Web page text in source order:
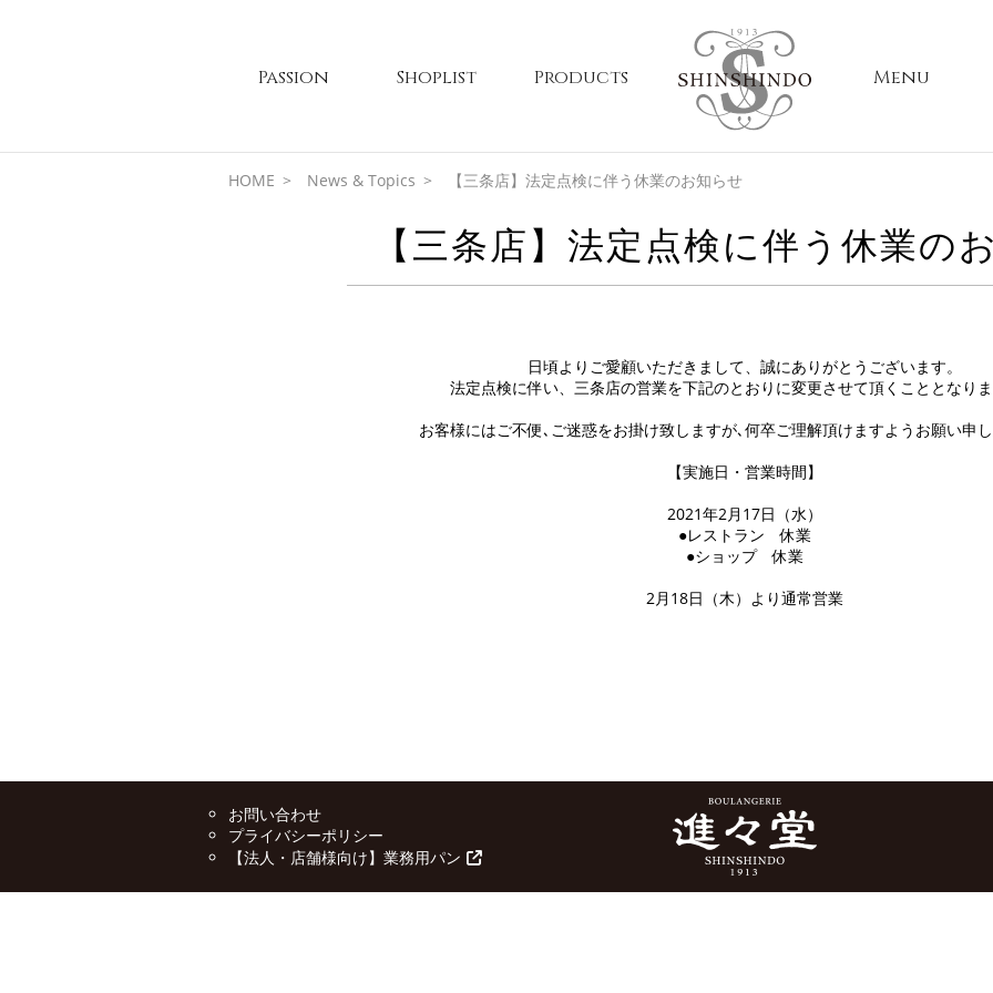
Passion Shoplist Products Menu
HOME News & Topics 【三条店】法定点検に伴う休業のお知らせ
【三条店】法定点検に伴う休業の
日頃よりご愛顧いただきまして、誠にありがとうございます。
法定点検に伴い、三条店の営業を下記のとおりに変更させて頂くこととなりま
お客様にはご不便､ご迷惑をお掛け致しますが､何卒ご理解頂けますようお願い申し
【実施日・営業時間】
2021年2月17日（水）
●レストラン 休業
●ショップ 休業
2月18日（木）より通常営業
お問い合わせ
プライバシーポリシー
【法人・店舗様向け】業務用パン